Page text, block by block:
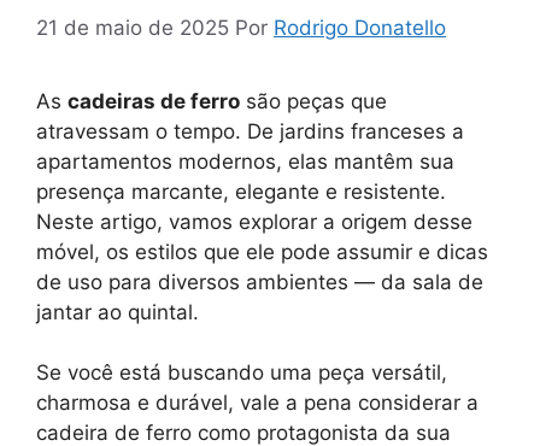
21 de maio de 2025 Por Rodrigo Donatello
As cadeiras de ferro são peças que
atravessam o tempo. De jardins franceses a
apartamentos modernos, elas mantêm sua
presença marcante, elegante e resistente.
Neste artigo, vamos explorar a origem desse
móvel, os estilos que ele pode assumir e dicas
de uso para diversos ambientes — da sala de
jantar ao quintal.
Se você está buscando uma peça versátil,
charmosa e durável, vale a pena considerar a
cadeira de ferro como protagonista da sua